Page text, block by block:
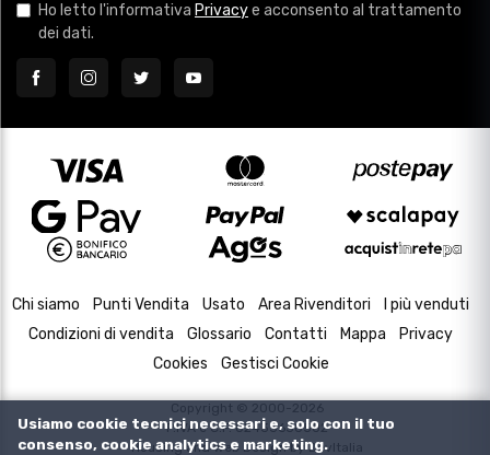
Ho letto l'informativa Privacye acconsento al trattamento
dei dati.
Chi siamo Punti Vendita Usato Area Rivenditori
I più venduti
Condizioni di vendita
Glossario Contatti Mappa
Privacy
Cookies
Gestisci Cookie
Copyright © 2000-2026
P.IVA e C.F. 02433630502
Housing and Web Design byDevItalia
Usiamo cookie tecnici necessari e, solo con il tuo
consenso, cookie analytics e marketing.